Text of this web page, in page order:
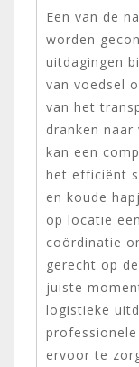
Een van de
worden
uitdagingen
van voedsel
van het
dranken
kan een
het efficiënt
en koude
op locatie
coördinatie
gerecht op
juiste
logistieke
ervoor te